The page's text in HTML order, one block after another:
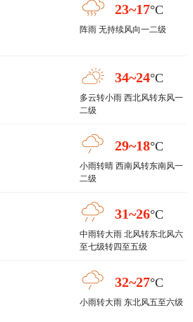
23~17°C
阵雨 无持续风向一二级
34~24°C
多云转小雨 西北风转东风一
二级
29~18°C
小雨转晴 西南风转东南风一
二级
31~26°C
中雨转大雨 北风转东北风六
至七级转四至五级
32~27°C
小雨转大雨 东北风五至六级